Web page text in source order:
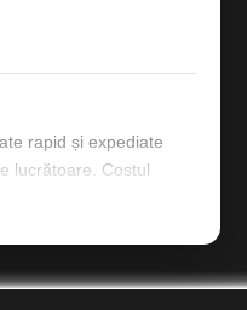
rapid și expediate
lucrătoare. Costul
comandă și nu pot